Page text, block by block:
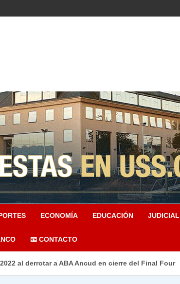
ECONOMÍA EDUCACIÓN JUDICIAL
📧 CONTACTO
al derrotar a ABA Ancud en cierre del Final Four